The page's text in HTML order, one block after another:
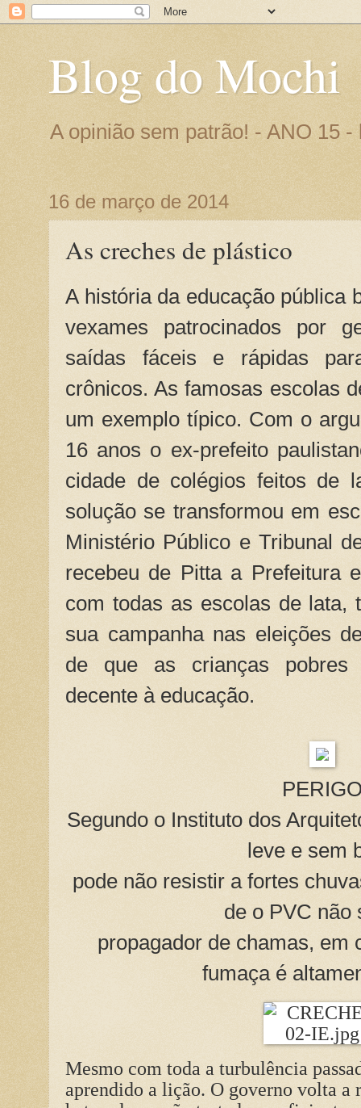
Blog do Mochi
A opinião sem patrão! - ANO 15
16 de março de 2014
As creches de plástico
A história da educação pública
vexames patrocinados por
saídas fáceis e rápidas
crônicos. As famosas escolas
um exemplo típico. Com o
16 anos o ex-prefeito
cidade de colégios feitos de
solução se transformou em
Ministério Público e Tribunal
recebeu de Pitta a Prefeitura
com todas as escolas de lata,
sua campanha nas eleições
de que as crianças pobres
decente à educação.
Segundo o Instituto dos
leve e sem
pode não resistir a fortes
de o PVC não
propagador de chamas, em
fumaça é
Mesmo com toda a turbulência
aprendido a lição. O governo volta a